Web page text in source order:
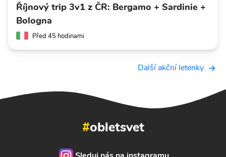
Říjnový trip 3v1 z ČR: Bergamo + Sardinie +
Bologna
Před 45 hodinami
Další akční letenky
#obletsvet